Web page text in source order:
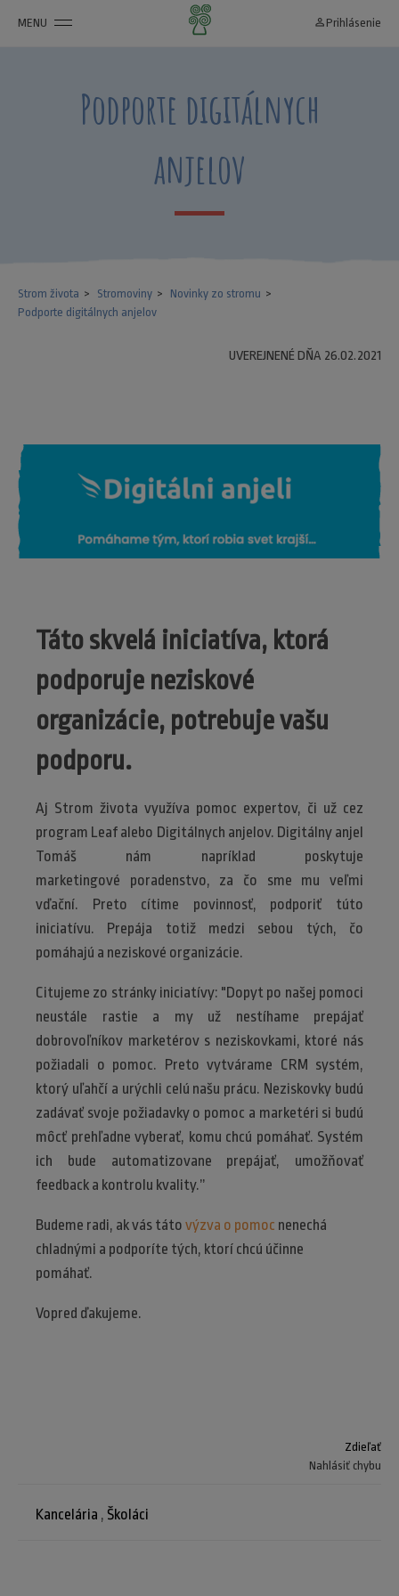
MENU person_outline Prihlásenie
Podporte digitálnych
anjelov
Strom života Stromoviny
Novinky zo stromu
Podporte digitálnych anjelov
UVEREJNENÉ DŇA 26.02.2021
Táto skvelá iniciatíva, ktorá
podporuje neziskové
organizácie, potrebuje vašu
podporu.
Aj Strom života využíva pomoc expertov, či už cez
program Leaf alebo Digitálnych anjelov. Digitálny anjel
Tomáš nám napríklad poskytuje
marketingové poradenstvo, za čo sme mu veľmi
vďační. Preto cítime povinnosť, podporiť túto
iniciatívu. Prepája totiž medzi sebou tých, čo
pomáhajú a neziskové organizácie.
Citujeme zo stránky iniciatívy: "Dopyt po našej pomoci
neustále rastie a my už nestíhame prepájať
dobrovoľníkov marketérov s neziskovkami, ktoré nás
požiadali o pomoc. Preto vytvárame CRM systém,
ktorý uľahčí a urýchli celú našu prácu. Neziskovky budú
zadávať svoje požiadavky o pomoc a marketéri si budú
môcť prehľadne vyberať, komu chcú pomáhať. Systém
ich bude automatizovane prepájať, umožňovať
feedback a kontrolu kvality.”
Budeme radi, ak vás táto výzva o pomoc nenechá
chladnými a podporíte tých, ktorí chcú účinne
pomáhať.
Vopred ďakujeme.
Zdieľať
Nahlásiť chybu
Kancelária , Školáci